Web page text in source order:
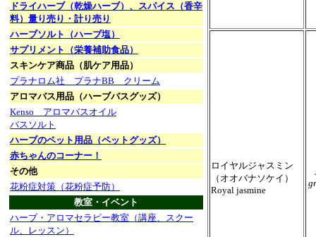
ロイヤルジャスミン
（オオバナソケイ）
Royal jasmine
ドライハーブ（乾燥ハーブ）、スパイス（香辛
料）量り売り・計り売り
ハーブソルト（ハーブ塩）
サプリメント（栄養補助食品）
スキンケア商品（肌ケア用品）
プラナロム社 プラナBB クリーム
アロマバス用品（ハーブバスグッズ）
Kenso アロマバスオイル
バスソルト
ハーブのペット用品（ペットグッズ）
赤ちゃんのコーナー！
その他
花粉症対策（花粉症予防）
教室・イベント
ハーブ・アロマセラピー教室（講座、スクー
ル、レッスン）